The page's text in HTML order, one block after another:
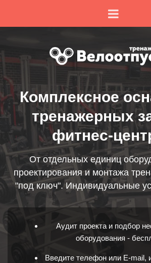
Комплексное
тренажерных
фитнес-
От отдельных единиц
проектирования и монтажа
"под ключ". Индивидуальные
Аудит проекта и подбор
оборудования -
Введите телефон или E-mail,